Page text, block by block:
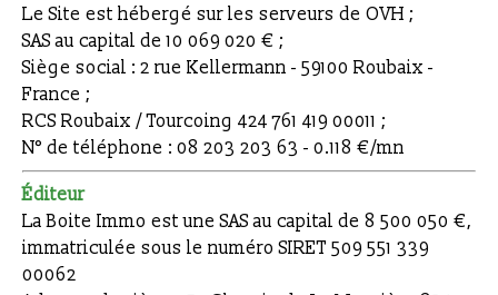
Le Site est hébergé sur les serveurs de OVH ;
SAS au capital de 10 069 020 € ;
Siège social : 2 rue Kellermann - 59100 Roubaix -
France ;
RCS Roubaix / Tourcoing 424 761 419 00011 ;
N° de téléphone : 08 203 203 63 - 0.118 €/mn
Éditeur
La Boite Immo est une SAS au capital de 8 500 050 €,
immatriculée sous le numéro SIRET 509 551 339
00062